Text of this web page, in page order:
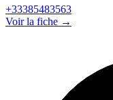
+33385483563
Voir la fiche →